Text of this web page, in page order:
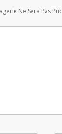
Ne Sera Pas